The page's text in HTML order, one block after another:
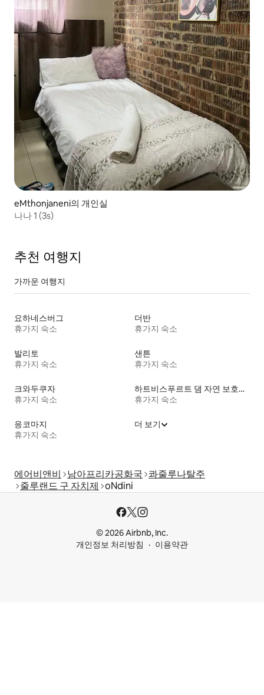
eMthonjaneni의 개인실
나나 1 (3s)
추천 여행지
가까운 여행지
요하네스버그
휴가지 숙소
더반
휴가지 숙소
발리토
휴가지 숙소
샌튼
휴가지 숙소
크와두쿠자
휴가지 숙소
하트비스푸르트 댐 자연 보호구역
휴가지 숙소
응코마지
휴가지 숙소
더 보기
에어비앤비 남아프리카공화국 콰줄루나탈주
줄루랜드 구 자치제 oNdini
© 2026 Airbnb, Inc.
개인정보 처리방침
이용약관